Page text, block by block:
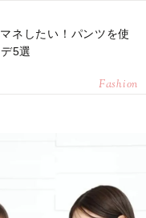
ネしたい！パンツを使
5選
Fashion